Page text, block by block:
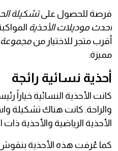
فرصة للحصول علىتشكيلة
أحدث موديلات الأحذية
أقرب متجر للاختيار منمجموعة
مميزة.
أحذية نسائية رائجة
كانت الأحذية النسائية خياراً
والراحة. كانت هناك تشكيلة
الأحذية الرياضية والأحذية
كما عُرفت هذه الأحذية